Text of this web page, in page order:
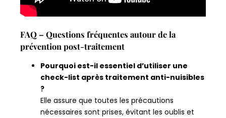
FAQ – Questions fréquentes autour de la
prévention post-traitement
Pourquoi est-il essentiel d’utiliser une
check-list après traitement anti-nuisibles
?
Elle assure que toutes les précautions
nécessaires sont prises, évitant les oublis et